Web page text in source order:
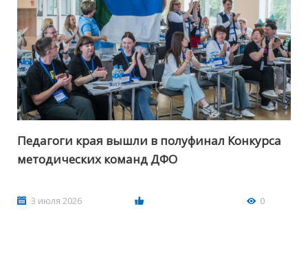
Педагоги края вышли в полуфинал Конкурса
методических команд ДФО
3 июля 2026 0